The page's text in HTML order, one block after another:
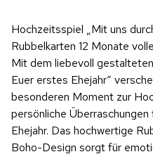
Hochzeitsspiel „Mit uns
Rubbelkarten 12 Monate
Mit dem liebevoll
Euer erstes Ehejahr“
besonderen Moment zur
persönliche
Ehejahr. Das hochwertige
Boho-Design sorgt für